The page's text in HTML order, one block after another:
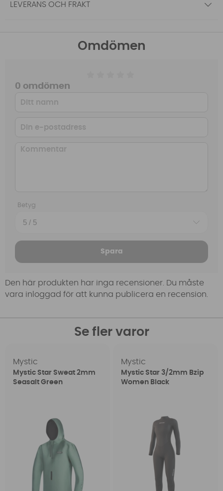
LEVERANS OCH FRAKT
Omdömen
0 omdömen
Betyg
Spara
Den här produkten har inga recensioner. Du måste
vara inloggad för att kunna publicera en recension.
Se fler varor
Mystic
Mystic Star Sweat 2mm
Seasalt Green
Mystic
Mystic Star 3/2mm Bzip
Women Black